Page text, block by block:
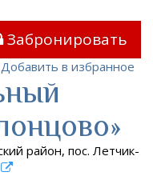
Забронировать
Добавить в избранное
район, пос. Летчик-